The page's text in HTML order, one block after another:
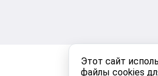
Этот сайт
файлы cookies